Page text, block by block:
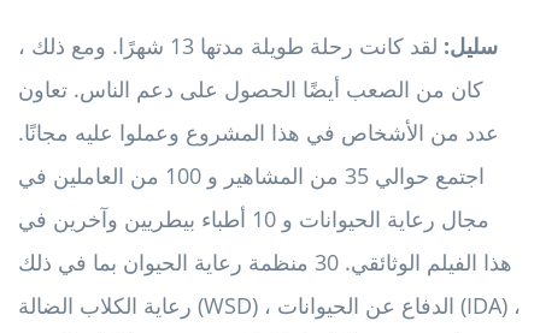
سليل:
لقد كانت رحلة طويلة مدتها 13 شهرًا. ومع ذلك ،
كان من الصعب أيضًا الحصول على دعم الناس. تعاون
عدد من الأشخاص في هذا المشروع وعملوا عليه مجانًا.
اجتمع حوالي 35 من المشاهير و 100 من العاملين في
مجال رعاية الحيوانات و 10 أطباء بيطريين وآخرين في
هذا الفيلم الوثائقي. 30 منظمة رعاية الحيوان بما في ذلك
رعاية الكلاب الضالة (WSD) ، الدفاع عن الحيوانات (IDA) ،